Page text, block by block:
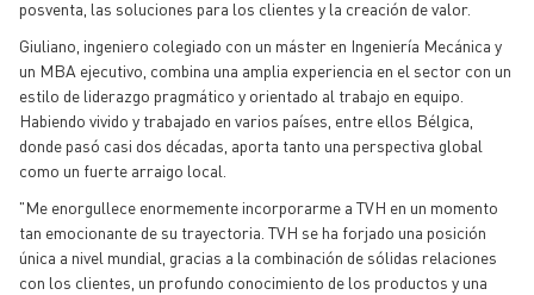
posventa, las soluciones para los clientes y la creación de valor.
Giuliano, ingeniero colegiado con un máster en Ingeniería Mecánica y
un MBA ejecutivo, combina una amplia experiencia en el sector con un
estilo de liderazgo pragmático y orientado al trabajo en equipo.
Habiendo vivido y trabajado en varios países, entre ellos Bélgica,
donde pasó casi dos décadas, aporta tanto una perspectiva global
como un fuerte arraigo local.
"Me enorgullece enormemente incorporarme a TVH en un momento
tan emocionante de su trayectoria. TVH se ha forjado una posición
única a nivel mundial, gracias a la combinación de sólidas relaciones
con los clientes, un profundo conocimiento de los productos y una